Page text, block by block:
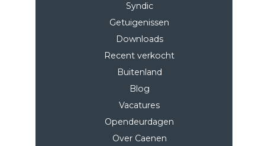
Syndic
Getuigenissen
Downloads
Recent verkocht
Buitenland
Blog
Vacatures
Opendeurdagen
Over Caenen